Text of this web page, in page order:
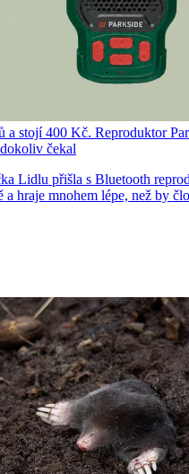
a stojí 400 Kč. Reproduktor
čekal
Lidlu přišla s Bluetooth
a hraje mnohem lépe, než by